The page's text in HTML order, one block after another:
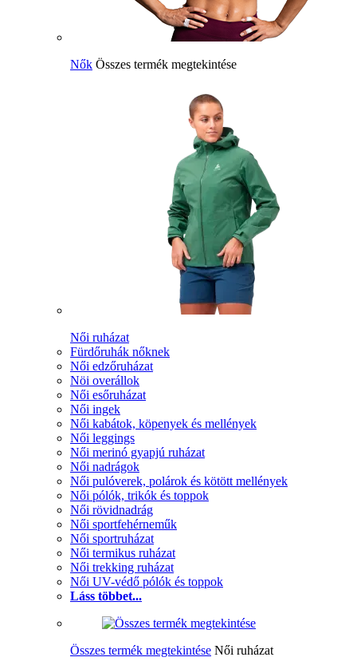
Nők Összes termék megtekintése
Női ruházat
Fürdőruhák nőknek
Női edzőruházat
Nöi overállok
Női esőruházat
Női ingek
Női kabátok, köpenyek és mellények
Női leggings
Női merinó gyapjú ruházat
Női nadrágok
Női pulóverek, polárok és kötött mellények
Női pólók, trikók és toppok
Női rövidnadrág
Női sportfehérneműk
Női sportruházat
Női termikus ruházat
Női trekking ruházat
Női UV-védő pólók és toppok
Láss többet...
Összes termék megtekintése Női ruházat